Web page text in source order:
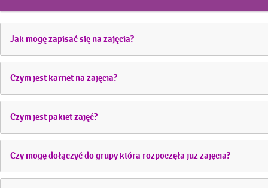
Jak mogę zapisać się na zajęcia?
Czym jest karnet na zajęcia?
Czym jest pakiet zajęć?
Czy mogę dołączyć do grupy która rozpoczęła już zajęcia?